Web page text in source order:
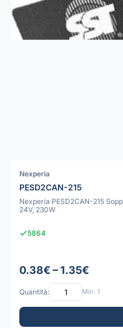
Nexperia
PESD2CAN-215
Nexperia PESD2CAN-215
24V, 230W
5864
0.38€ – 1.35€
Quantità: Min: 1